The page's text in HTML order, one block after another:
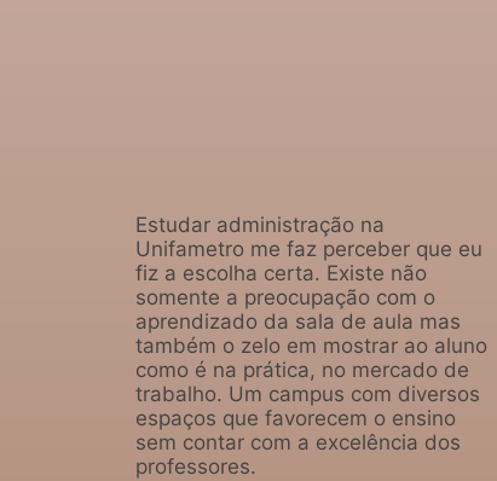
Estudar administração na
Unifametro me faz perceber que eu
fiz a escolha certa. Existe não
somente a preocupação com o
aprendizado da sala de aula mas
também o zelo em mostrar ao aluno
como é na prática, no mercado de
trabalho. Um campus com diversos
espaços que favorecem o ensino
sem contar com a excelência dos
professores.